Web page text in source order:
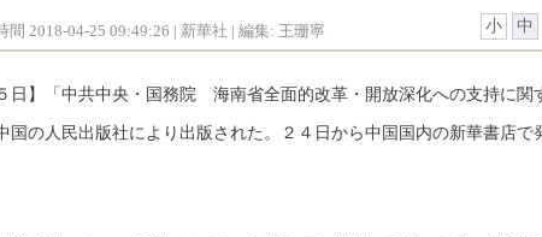
間 2018-04-25 09:49:26 | 新華社 | 編集: 王珊寧 小 中
日】「中共中央・国務院 海南省全面的改革・開放深化への支持に関
国の人民出版社により出版された。２４日から中国国内の新華書店で